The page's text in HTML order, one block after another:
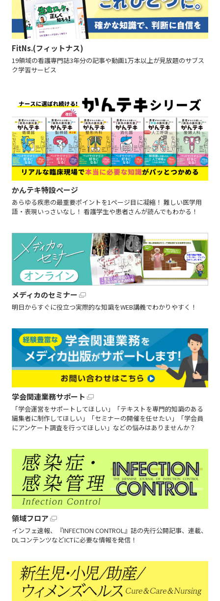
FitNs.(フィットナス)
19領域の看護専門誌3年分の記事や動画1万本以上が見放題のサブス
ク学習サービス
かんテキ特設ページ
あらゆる疾患の最重要ポイントを1ページ目に凝縮！ 難しい医学用
語・表現いっさいなし！ 看護学生や患者さんが読んでもわかる！
メディカのセミナー
明日からすぐに役立つ実際的な知識をWEB講義でわかりやすく！
学会関連業務サポート
「学会運営をサポートしてほしい」「テキストを専門的知識のある
編集者に制作してほしい」「セミナーの開催を任せたい」「学会員
にアンケート調査を行ってほしい」などの悩みはありませんか？
領域フロア
インフェ速報、『INFECTION CONTROL』誌の先行公開記事、連載、
DLコンテンツなどICTに必要な情報を発信！